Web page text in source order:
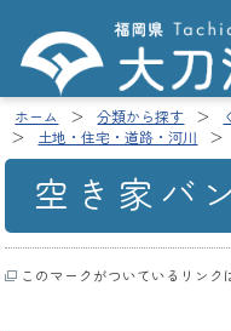
ホーム 分類から探す
土地・住宅・道路・河川
空き家バ
このマークがついているリンク